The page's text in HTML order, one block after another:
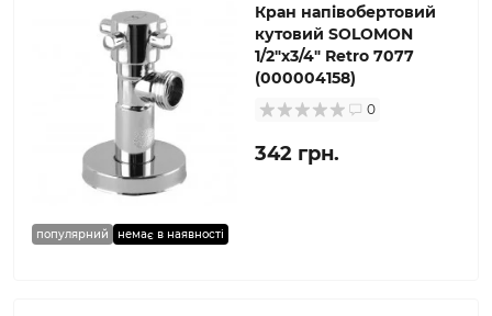
популярний немає в наявності
Кран напівобертовий
кутовий SOLOMON
1/2″х3/4″ Retro 7077
(000004158)
0
342 грн.